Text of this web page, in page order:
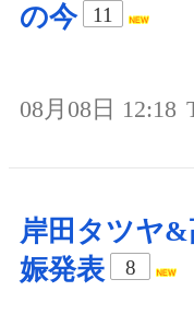
の今
11
08月08日 12:18
岸田タツヤ
娠発表
8